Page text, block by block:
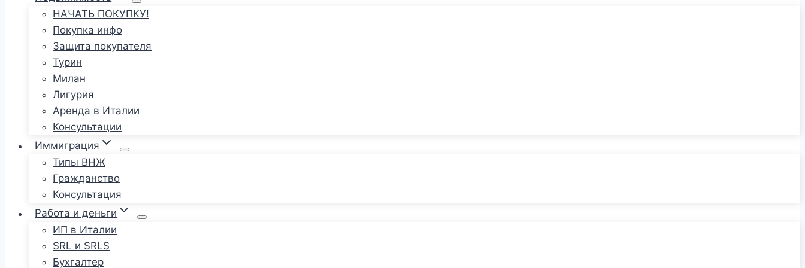
НАЧАТЬ ПОКУПКУ!
Покупка инфо
Защита покупателя
Турин
Милан
Лигурия
Аренда в Италии
Консультации
Иммиграция
Типы ВНЖ
Гражданство
Консультация
Работа и деньги
ИП в Италии
SRL и SRLS
Бухгалтер